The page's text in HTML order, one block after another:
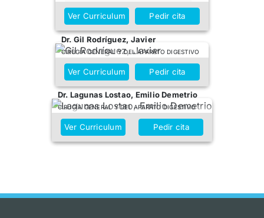
Ver Curriculum Pedir cita
Dr. Gil Rodríguez, Javier
CIRUGÍA GENERAL Y DEL APARATO DIGESTIVO
Ver Curriculum Pedir cita
Dr. Lagunas Lostao, Emilio Demetrio
CIRUGÍA GENERAL Y DEL APARATO DIGESTIVO
Ver Curriculum Pedir cita